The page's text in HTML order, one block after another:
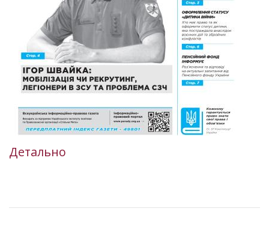
Детально